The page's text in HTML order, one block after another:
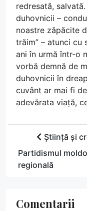
redresată,
duhovnicii –
noastre zăpăcite
trăim” – atunci cu
ani în urmă într-o
vorbă demnă de
duhovnicii în
cuvânt ar mai fi
adevărata viață,
Știință și
Partidismul
regională
Comentarii